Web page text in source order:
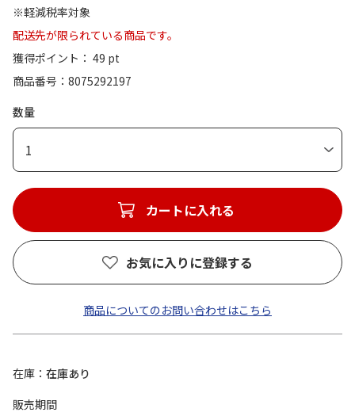
※軽減税率対象
配送先が限られている商品です。
獲得ポイント： 49 pt
商品番号
8075292197
数量
1
カートに入れる
お気に入りに登録する
商品についてのお問い合わせはこちら
在庫
在庫あり
販売期間